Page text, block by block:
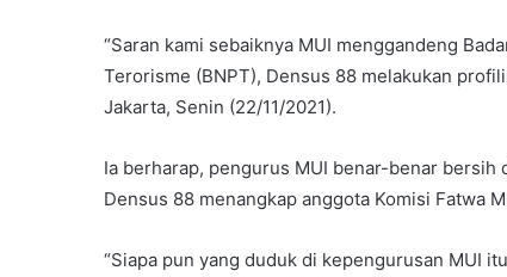
“Saran kami sebaiknya MUI menggandeng
Terorisme (BNPT), Densus 88 melakukan
Jakarta, Senin (22/11/2021).
Ia berharap, pengurus MUI benar-benar
Densus 88 menangkap anggota Komisi Fatwa
“Siapa pun yang duduk di kepengurusan MUI